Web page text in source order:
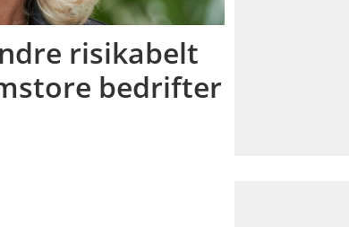
risikabelt
bedrifter